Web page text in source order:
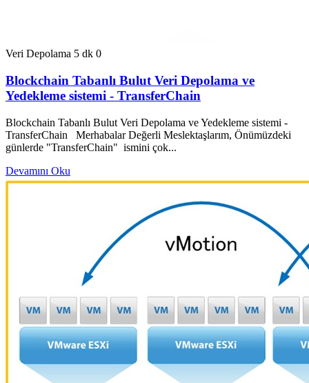
Veri Depolama 5 dk 0
Blockchain Tabanlı Bulut Veri Depolama ve
Yedekleme sistemi - TransferChain
Blockchain Tabanlı Bulut Veri Depolama ve Yedekleme sistemi -
TransferChain Merhabalar Değerli Meslektaşlarım, Önümüzdeki
günlerde "TransferChain" ismini çok...
Devamını Oku